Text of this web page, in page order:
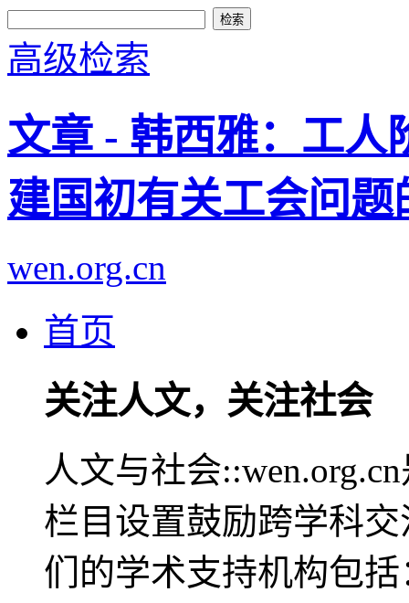
高级检索
文章 - 韩西雅：工人
建国初有关工会问题
wen.org.cn
首页
关注人文，关注社会
人文与社会
栏目设置鼓励跨学科
们的学术支持机构包